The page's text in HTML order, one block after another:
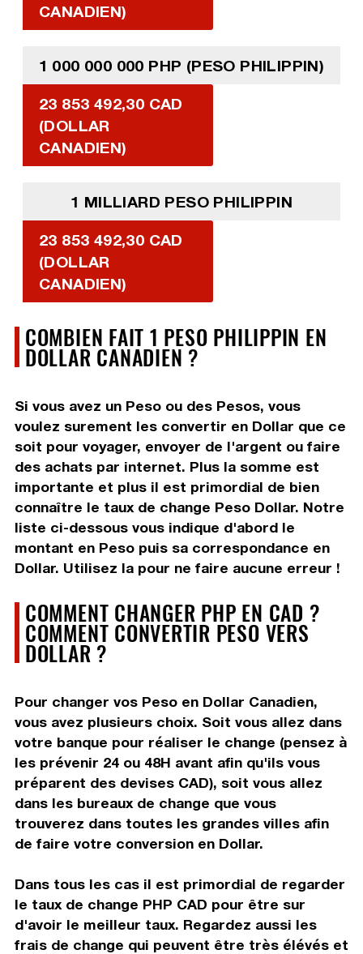
CANADIEN)
1 000 000 000 PHP (PESO PHILIPPIN)
23 853 492,30 CAD
(DOLLAR
CANADIEN)
1 MILLIARD PESO PHILIPPIN
23 853 492,30 CAD
(DOLLAR
CANADIEN)
COMBIEN FAIT 1 PESO PHILIPPIN EN
DOLLAR CANADIEN ?
Si vous avez un Peso ou des Pesos, vous
voulez surement les convertir en Dollar que ce
soit pour voyager, envoyer de l'argent ou faire
des achats par internet. Plus la somme est
importante et plus il est primordial de bien
connaître le taux de change Peso Dollar. Notre
liste ci-dessous vous indique d'abord le
montant en Peso puis sa correspondance en
Dollar. Utilisez la pour ne faire aucune erreur !
COMMENT CHANGER PHP EN CAD ?
COMMENT CONVERTIR PESO VERS
DOLLAR ?
Pour changer vos Peso en Dollar Canadien,
vous avez plusieurs choix. Soit vous allez dans
votre banque pour réaliser le change (pensez à
les prévenir 24 ou 48H avant afin qu'ils vous
préparent des devises CAD), soit vous allez
dans les bureaux de change que vous
trouverez dans toutes les grandes villes afin
de faire votre conversion en Dollar.
Dans tous les cas il est primordial de regarder
le taux de change PHP CAD pour être sur
d'avoir le meilleur taux. Regardez aussi les
frais de change qui peuvent être très élévés et